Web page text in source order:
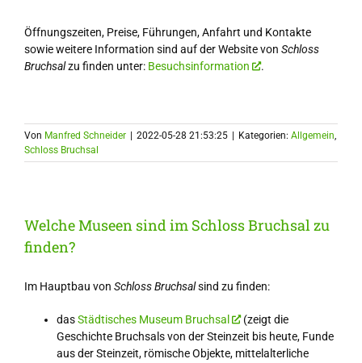
Öffnungszeiten, Preise, Führungen, Anfahrt und Kontakte
sowie weitere Information sind auf der Website von Schloss
Bruchsalzu finden unter: Besuchsinformation .
Von Manfred Schneider 2022-05-28 21:53:25 Kategorien: Allgemein,
Schloss Bruchsal
Welche Museen sind im Schloss Bruchsal zu
finden?
Im Hauptbau von Schloss Bruchsalsind zu finden:
dasStädtisches Museum Bruchsal
(zeigt die
Geschichte Bruchsals von der Steinzeit bis heute, Funde
aus der Steinzeit, römische Objekte, mittelalterliche